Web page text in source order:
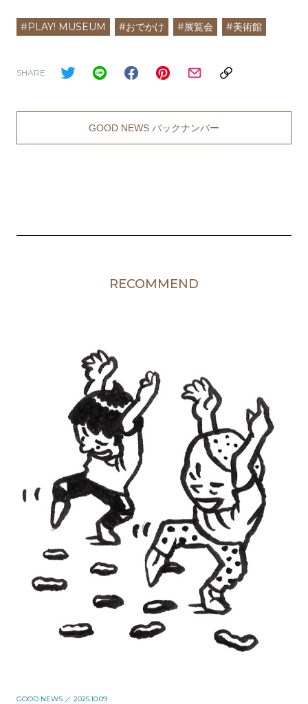
#PLAY! MUSEUM #おでかけ #展覧会 #美術館
SHARE
GOOD NEWS バックナンバー
RECOMMEND
GOOD NEWS ／ 2025.10.09